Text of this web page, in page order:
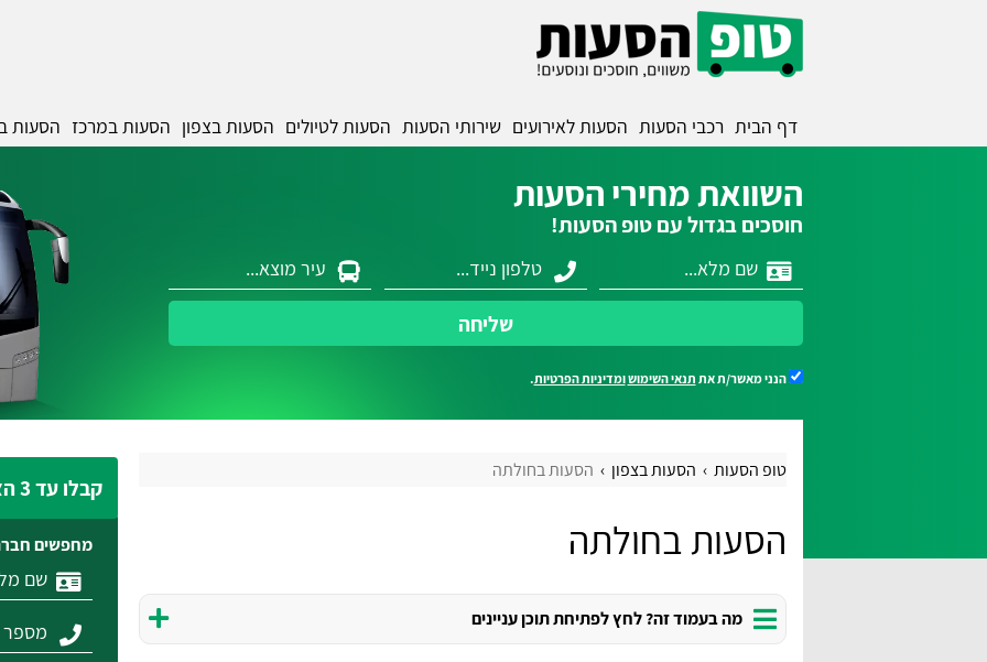
דף הבית רכבי הסעות הסעות לאירועים שירותי הסעות הסעות לטיולים הסעות בצפון הסעות במרכז הסעות
השוואת מחירי הסעות
חוסכים בגדול עם טופ הסעות!
שליחה
הנני מאשר/ת את תנאי השימושומדיניות הפרטיות.
טופ הסעות הסעות בצפון הסעות בחולתה
הסעות בחולתה
מה בעמוד זה? לחץ לפתיחת תוכן עניינים
קבלו עד 3 הצעות מחיר
מחפשים